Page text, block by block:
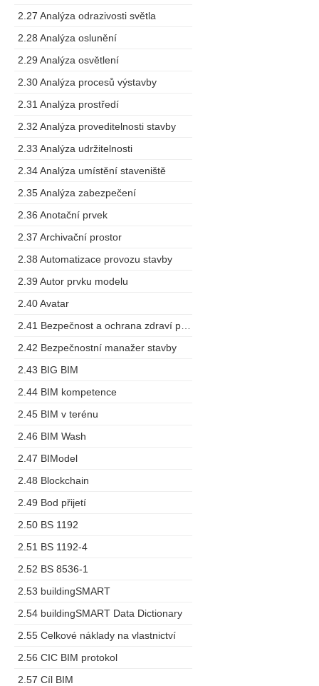
2.27 Analýza odrazivosti světla
2.28 Analýza oslunění
2.29 Analýza osvětlení
2.30 Analýza procesů výstavby
2.31 Analýza prostředí
2.32 Analýza proveditelnosti stavby
2.33 Analýza udržitelnosti
2.34 Analýza umístění staveniště
2.35 Analýza zabezpečení
2.36 Anotační prvek
2.37 Archivační prostor
2.38 Automatizace provozu stavby
2.39 Autor prvku modelu
2.40 Avatar
2.42 Bezpečnostní manažer stavby
2.43 BIG BIM
2.44 BIM kompetence
2.45 BIM v terénu
2.46 BIM Wash
2.47 BIModel
2.48 Blockchain
2.49 Bod přijetí
2.50 BS 1192
2.51 BS 1192-4
2.52 BS 8536-1
2.53 buildingSMART
2.54 buildingSMART Data Dictionary
2.55 Celkové náklady na vlastnictví
2.56 CIC BIM protokol
2.57 Cíl BIM